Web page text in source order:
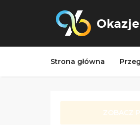
Strona główna
ZOBACZ